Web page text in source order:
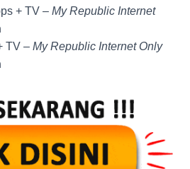
+ TV – My Republic Internet
TV – My Republic Internet Only